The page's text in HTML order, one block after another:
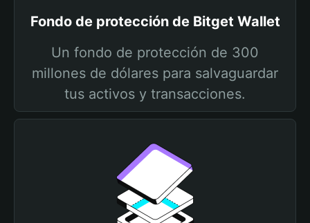
Fondo de protección de Bitget Wallet
Un fondo de protección de 300
millones de dólares para salvaguardar
tus activos y transacciones.